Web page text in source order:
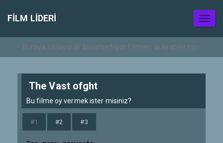
FILM LIDERI
The Vast ofght
Bu filme oy vermek ister misiniz?
#1 #2 #3